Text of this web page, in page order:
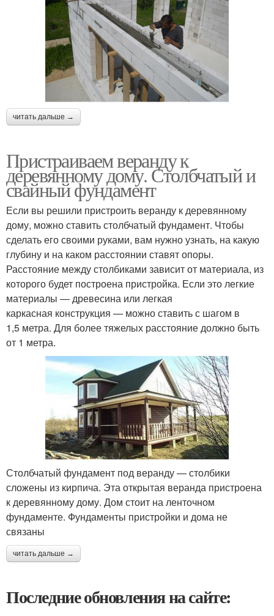
читать дальше →
Пристраиваем веранду к
деревянному дому. Столбчатый и
свайный фундамент
Если вы решили пристроить веранду к деревянному
дому, можно ставить столбчатый фундамент. Чтобы
сделать его своими руками, вам нужно узнать, на какую
глубину и на каком расстоянии ставят опоры.
Расстояние между столбиками зависит от материала, из
которого будет построена пристройка. Если это легкие
материалы — древесина или легкая
каркасная конструкция — можно ставить с шагом в
1,5 метра. Для более тяжелых расстояние должно быть
от 1 метра.
Столбчатый фундамент под веранду — столбики
сложены из кирпича. Эта открытая веранда пристроена
к деревянному дому. Дом стоит на ленточном
фундаменте. Фундаменты пристройки и дома не
связаны
читать дальше →
Последние обновления на сайте: